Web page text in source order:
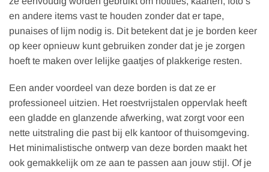
en andere items vast te houden zonder dat er tape,
punaises of lijm nodig is. Dit betekent dat je je borden keer
op keer opnieuw kunt gebruiken zonder dat je je zorgen
hoeft te maken over lelijke gaatjes of plakkerige resten.
Een ander voordeel van deze borden is dat ze er
professioneel uitzien. Het roestvrijstalen oppervlak heeft
een gladde en glanzende afwerking, wat zorgt voor een
nette uitstraling die past bij elk kantoor of thuisomgeving.
Het minimalistische ontwerp van deze borden maakt het
ook gemakkelijk om ze aan te passen aan jouw stijl. Of je